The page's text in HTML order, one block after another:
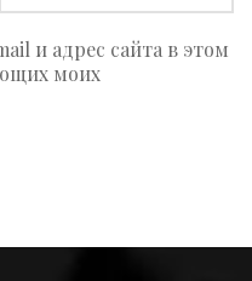
и адрес сайта в этом
моих